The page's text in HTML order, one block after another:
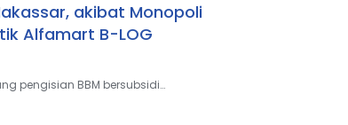
akibat Monopoli
Alfamart B-LOG
pengisian BBM bersubsidi…